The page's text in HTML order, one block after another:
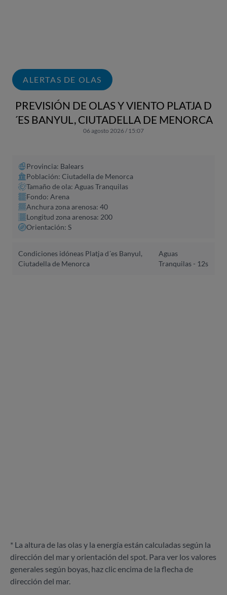
ALERTAS DE OLAS
PREVISIÓN DE OLAS Y VIENTO PLATJA D
´ES BANYUL, CIUTADELLA DE MENORCA
06 agosto 2026 / 15:07
Provincia: Balears
Población: Ciutadella de Menorca
Tamaño de ola: Aguas Tranquilas
Fondo: Arena
Anchura zona arenosa: 40
Longitud zona arenosa: 200
Orientación: S
Condiciones idóneas Platja d´es Banyul,
Ciutadella de Menorca
Aguas
Tranquilas - 12s
* La altura de las olas y la energía están calculadas según la
dirección del mar y orientación del spot. Para ver los valores
generales según boyas, haz clic encima de la flecha de
dirección del mar.